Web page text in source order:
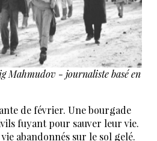
Mahmudov - journaliste basé en
de février. Une bourgade
fuyant pour sauver leur vie.
abandonnés sur le sol gelé.